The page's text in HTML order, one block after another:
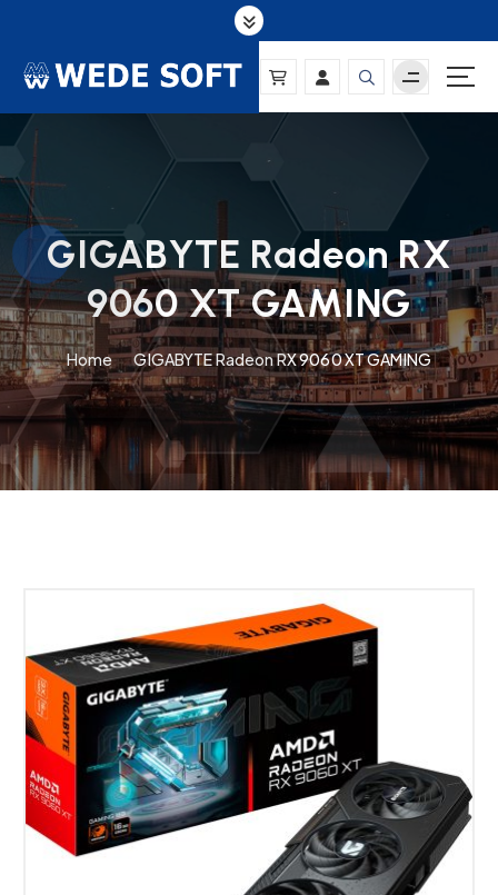
t
n
n
t
GIGABYTE Radeon RX
9060 XT GAMING
Home GIGABYTE Radeon RX 9060 XT GAMING